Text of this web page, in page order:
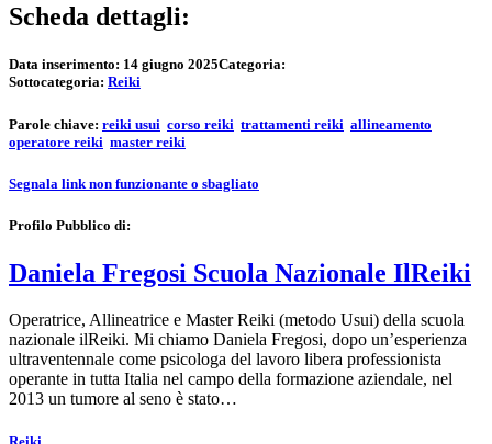
Scheda dettagli:
Data inserimento: 14 giugno 2025Categoria:
Sottocategoria: Reiki
Parole chiave: reiki usui corso reiki trattamenti reiki allineamento
operatore reiki master reiki
Segnala link non funzionante o sbagliato
Profilo Pubblico di:
Daniela Fregosi Scuola Nazionale IlReiki
Operatrice, Allineatrice e Master Reiki (metodo Usui) della scuola
nazionale ilReiki. Mi chiamo Daniela Fregosi, dopo un’esperienza
ultraventennale come psicologa del lavoro libera professionista
operante in tutta Italia nel campo della formazione aziendale, nel
2013 un tumore al seno è stato…